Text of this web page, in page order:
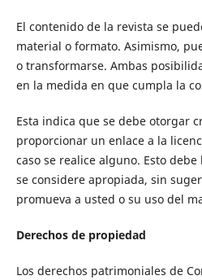
El contenido de la revista se
material o formato. Asimismo,
o transformarse. Ambas
en la medida en que cumpla la
Esta indica que se debe otorgar
proporcionar un enlace a la
caso se realice alguno. Esto
se considere apropiada, sin
promueva a usted o su uso del
Derechos de propiedad
Los derechos patrimoniales de